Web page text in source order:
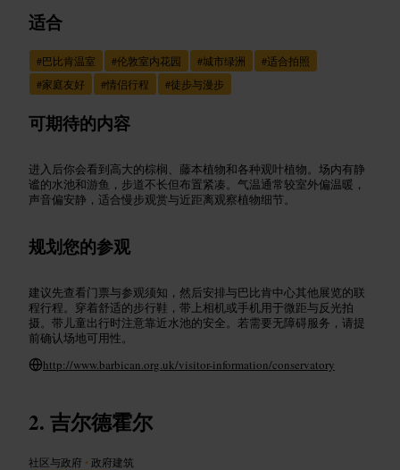
适合
#巴比肯温室 #伦敦室内花园 #城市绿洲 #适合拍照
#家庭友好 #情侣行程 #徒步与漫步
可期待的内容
进入后你会看到高大的棕榈、藤本植物和各种观叶植物。场内有静
谧的水池和游鱼，步道不长但布置紧凑。气温通常较室外偏温暖，
声音偏安静，适合慢步观赏与近距离观察植物细节。
规划您的参观
建议先查看门票与参观须知，然后安排与巴比肯中心其他展览的联
程行程。穿着舒适的步行鞋，带上相机或手机用于微距与反光拍
摄。带儿童出行时注意靠近水池的安全。若需要无障碍服务，请提
前确认场地可用性。
http://www.barbican.org.uk/visitor-information/conservatory
吉尔德霍尔
社区与政府 •政府建筑